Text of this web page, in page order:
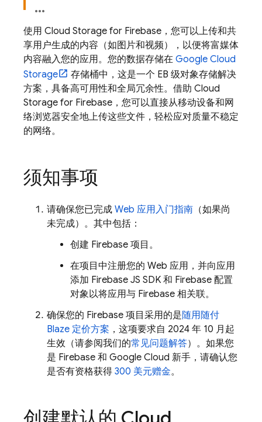
使用 Cloud Storage for Firebase ，您可以上传和共
享用户生成的内容（如图片和视频），以便将富媒体
内容融入您的应用。您的数据存储在 Google Cloud
Storage
存储桶中，这是一个 EB 级对象存储解决
方案，具备高可用性和全局冗余性。借助 Cloud
Storage for Firebase ，您可以直接从移动设备和网
络浏览器安全地上传这些文件，轻松应对质量不稳定
的网络。
须知事项
请确保您已完成 Web 应用入门指南 （如果尚
未完成）。其中包括：
创建 Firebase 项目。
在项目中注册您的 Web 应用，并向应用
添加 Firebase JS SDK 和 Firebase 配置
对象以将应用与 Firebase 相关联。
确保您的 Firebase 项目采用的是随用随付
Blaze 定价方案 ，这项要求自 2024 年 10 月起
生效（请参阅我们的常见问题解答）。如果您
是 Firebase 和 Google Cloud 新手，请确认您
是否有资格获得 300 美元赠金。